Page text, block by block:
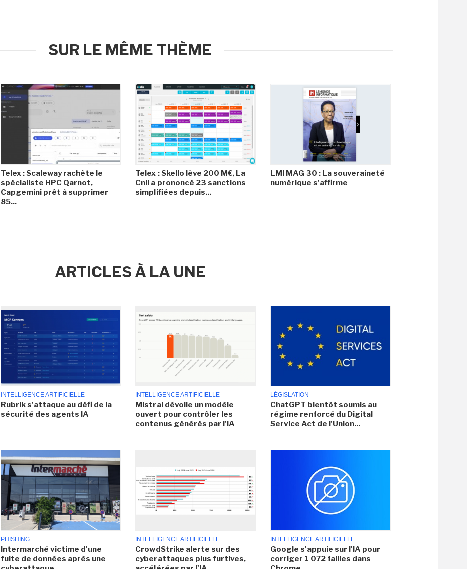
SUR LE MÊME THÈME
Telex : Scaleway rachète le
spécialiste HPC Qarnot,
Capgemini prêt à supprimer
85...
Telex : Skello lève 200 M€, La
Cnil a prononcé 23 sanctions
simplifiées depuis...
LMI MAG 30 : La souveraineté
numérique s'affirme
ARTICLES À LA UNE
INTELLIGENCE ARTIFICIELLE
Rubrik s'attaque au défi de la
sécurité des agents IA
INTELLIGENCE ARTIFICIELLE
Mistral dévoile un modèle
ouvert pour contrôler les
contenus générés par l'IA
LÉGISLATION
ChatGPT bientôt soumis au
régime renforcé du Digital
Service Act de l'Union...
PHISHING
Intermarché victime d'une
fuite de données après une
INTELLIGENCE ARTIFICIELLE
CrowdStrike alerte sur des
cyberattaques plus furtives,
INTELLIGENCE ARTIFICIELLE
Google s'appuie sur l'IA pour
corriger 1 072 failles dans